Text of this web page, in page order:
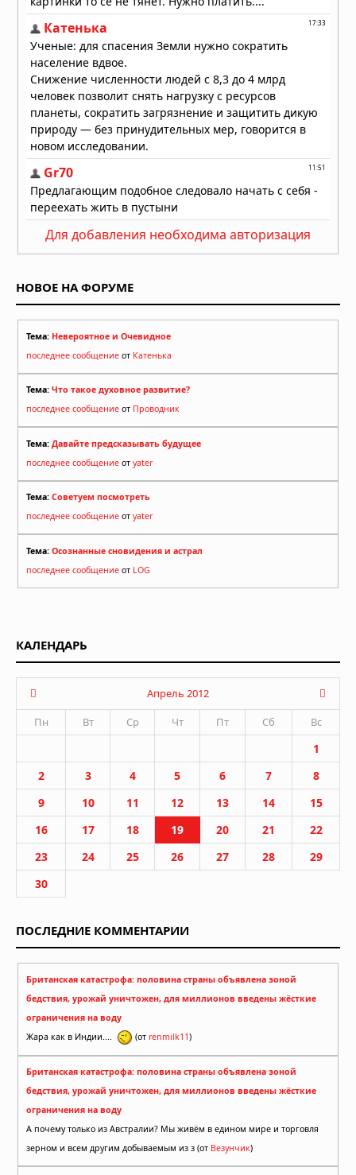
2026 году движется к побережью
01.08.2026 в 15:17
Для добавления необходима авторизация
НОВОЕ НА ФОРУМЕ
Тема: Невероятное и Очевидное
последнее сообщение от Катенька
Тема: Что такое духовное развитие?
последнее сообщение от Проводник
Тема: Давайте предсказывать будущее
последнее сообщение от yater
Тема: Советуем посмотреть
последнее сообщение от yater
Тема: Осознанные сновидения и астрал
последнее сообщение от LOG
КАЛЕНДАРЬ
Апрель 2012
Пн
Вт Ср Чт Пт Сб Вс
1
2
3 4 5 6 7
8
9
10 11 12 13 14
15
16
17 18 19 20 21
22
23
24 25 26 27 28
29
30
ПОСЛЕДНИЕ КОММЕНТАРИИ
Британская катастрофа: половина страны объявлена зоной
бедствия, урожай уничтожен, для миллионов введены жёсткие
ограничения на воду
Жара как в Индии....
(от renmilk11)
Британская катастрофа: половина страны объявлена зоной
бедствия, урожай уничтожен, для миллионов введены жёсткие
ограничения на воду
А почему только из Австралии? Мы живём в едином мире и торговля
зерном и всем другим добываемым из з (от Везунчик)